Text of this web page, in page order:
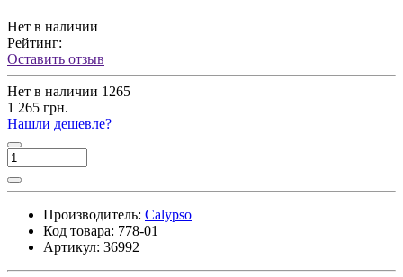
Нет в наличии
Рейтинг:
Оставить отзыв
Нет в наличии 1265
1 265 грн.
Нашли дешевле?
Производитель: Calypso
Код товара: 778-01
Артикул: 36992